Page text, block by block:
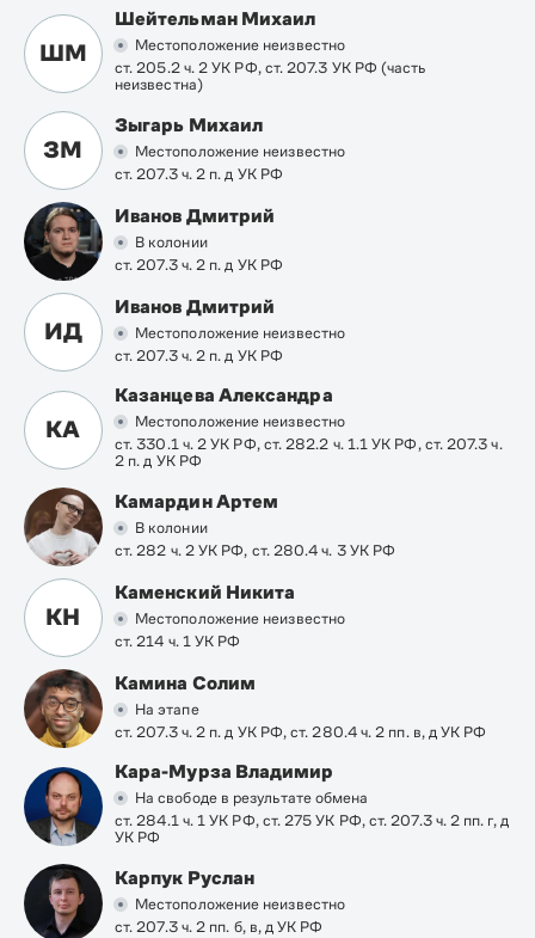
ШМ
Шейтельман Михаил
Местоположение неизвестно
ст. 205.2 ч. 2 УК РФ, ст. 207.3 УК РФ (часть
неизвестна)
ЗМ
Зыгарь Михаил
Местоположение неизвестно
ст. 207.3 ч. 2 п. д УК РФ
Иванов Дмитрий
В колонии
ст. 207.3 ч. 2 п. д УК РФ
ИД
Иванов Дмитрий
Местоположение неизвестно
ст. 207.3 ч. 2 п. д УК РФ
КА
Казанцева Александра
Местоположение неизвестно
ст. 330.1 ч. 2 УК РФ, ст. 282.2 ч. 1.1 УК РФ, ст. 207.3 ч.
2 п. д УК РФ
Камардин Артем
В колонии
ст. 282 ч. 2 УК РФ, ст. 280.4 ч. 3 УК РФ
КН
Каменский Никита
Местоположение неизвестно
ст. 214 ч. 1 УК РФ
Камина Солим
На этапе
ст. 207.3 ч. 2 п. д УК РФ, ст. 280.4 ч. 2 пп. в, д УК РФ
Кара-Мурза Владимир
На свободе в результате обмена
ст. 284.1 ч. 1 УК РФ, ст. 275 УК РФ, ст. 207.3 ч. 2 пп. г, д
УК РФ
Карпук Руслан
Местоположение неизвестно
ст. 207.3 ч. 2 пп. б, в, д УК РФ